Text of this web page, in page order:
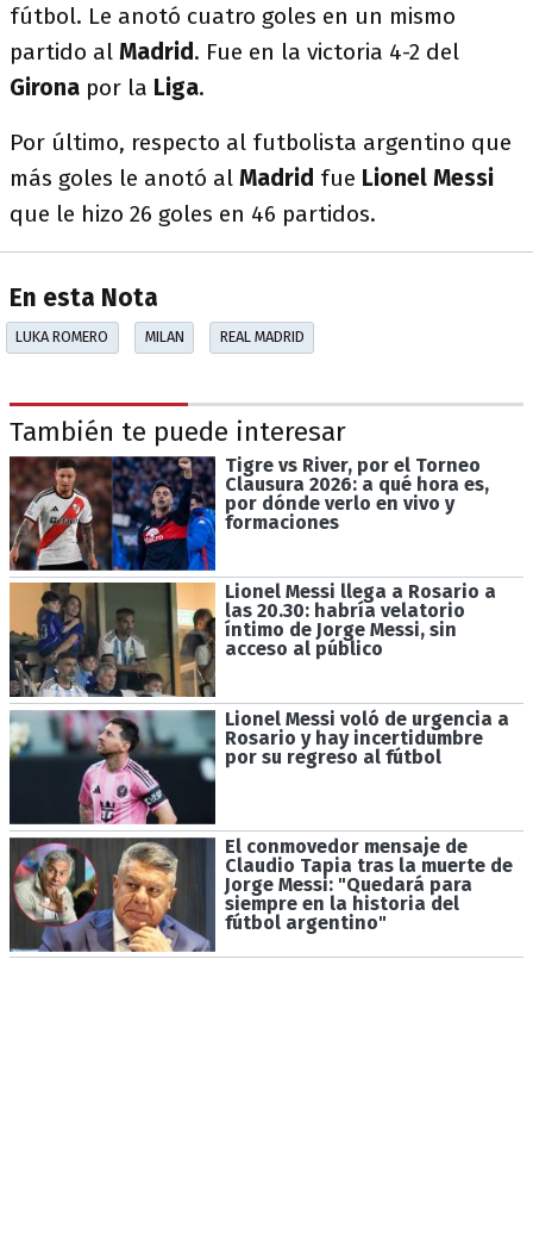
fútbol. Le anotó cuatro goles en un mismo
partido al Madrid. Fue en la victoria 4-2 del
Girona por la Liga.
Por último, respecto al futbolista argentino que
más goles le anotó al Madrid fue Lionel Messi
que le hizo 26 goles en 46 partidos.
En esta Nota
LUKA ROMERO MILAN REAL MADRID
También te puede interesar
Tigre vs River, por el Torneo
Clausura 2026: a qué hora es,
por dónde verlo en vivo y
formaciones
Lionel Messi llega a Rosario a
las 20.30: habría velatorio
íntimo de Jorge Messi, sin
acceso al público
Lionel Messi voló de urgencia a
Rosario y hay incertidumbre
por su regreso al fútbol
El conmovedor mensaje de
Claudio Tapia tras la muerte de
Jorge Messi: "Quedará para
siempre en la historia del
fútbol argentino"